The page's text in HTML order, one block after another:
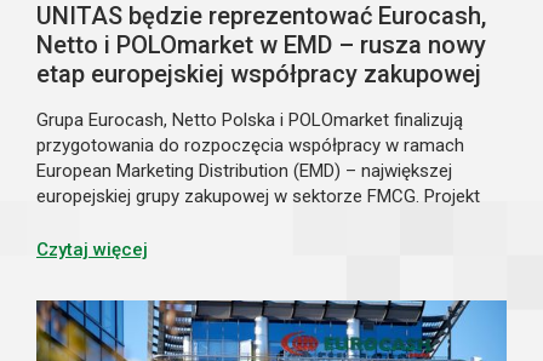
UNITAS będzie reprezentować Eurocash,
Netto i POLOmarket w EMD – rusza nowy
etap europejskiej współpracy zakupowej
Grupa Eurocash, Netto Polska i POLOmarket finalizują
przygotowania do rozpoczęcia współpracy w ramach
European Marketing Distribution (EMD) – największej
europejskiej grupy zakupowej w sektorze FMCG. Projekt
UNITAS sp. z o.o., na której utworzenie podmioty
Umowa regulująca zasady reprezentowania partnerów
przez spółkę UNITAS została podpisana 21 maja 2026 r.
w Warszawie.
Czytaj więcej